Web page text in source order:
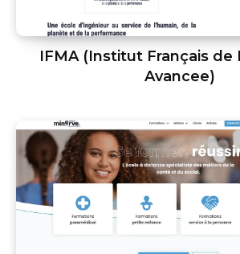
IFMA (Institut Français de
Avancee)